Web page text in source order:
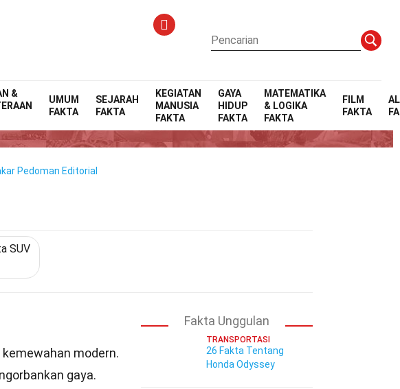
&
UMUM
FAKTA
SEJARAH
FAKTA
KEGIATAN
MANUSIA
FAKTA
GAYA
HIDUP
FAKTA
MATEMATIKA
& LOGIKA
FAKTA
FILM
FAKTA
Fakta
Tank
Pedoman Editorial
SUV
modern.
gaya.
Fakta Unggulan
TRANSPORTASI
26 Fakta Tentang
Honda Odyssey